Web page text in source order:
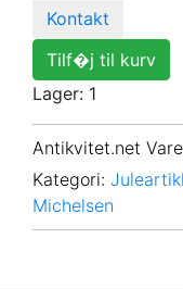
Kontakt
Tilf�j til kurv
Lager: 1
Antikvitet.net
Kategori:
Michelsen